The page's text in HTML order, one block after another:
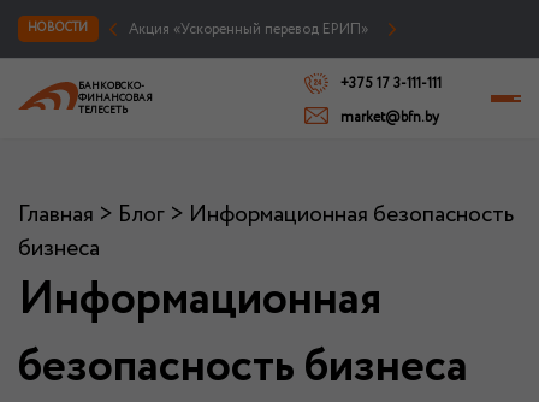
НОВОСТИ
Акция «Ускоренный перевод ЕРИП»
БАНКОВСКО-
ФИНАНСОВАЯ
ТЕЛЕСЕТЬ
+375 17 3-111-111
market@bfn.by
Главная > Блог > Информационная безопасность
бизнеса
Информационная
безопасность бизнеса